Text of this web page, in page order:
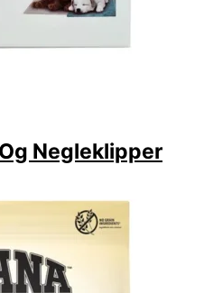
Negleklipper
kr..